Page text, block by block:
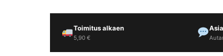
Toimitus alkaen
5,90 €